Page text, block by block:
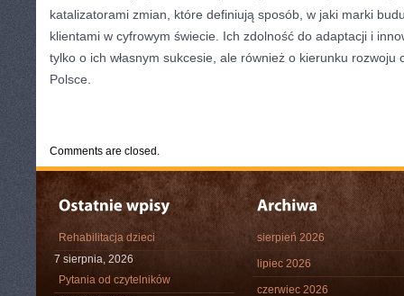
katalizatorami zmian, które definiują sposób, w jaki marki
klientami w cyfrowym świecie. Ich zdolność do adaptacji i
tylko o ich własnym sukcesie, ale również o kierunku rozwoju
Polsce.
Comments are closed.
Rehabilitacja dzieci
7 sierpnia, 2026
Pytania od czytelników
sierpień 2026
lipiec 2026
czerwiec 2026